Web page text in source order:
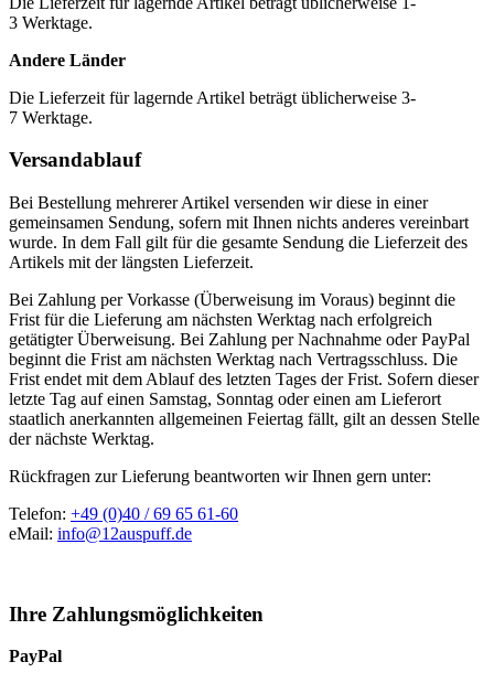
3 Werktage.
Andere Länder
Die Lieferzeit für lagernde Artikel beträgt üblicherweise 3-
7 Werktage.
Versandablauf
Bei Bestellung mehrerer Artikel versenden wir diese in einer
gemeinsamen Sendung, sofern mit Ihnen nichts anderes vereinbart
wurde. In dem Fall gilt für die gesamte Sendung die Lieferzeit des
Artikels mit der längsten Lieferzeit.
Bei Zahlung per Vorkasse (Überweisung im Voraus) beginnt die
Frist für die Lieferung am nächsten Werktag nach erfolgreich
getätigter Überweisung. Bei Zahlung per Nachnahme oder PayPal
beginnt die Frist am nächsten Werktag nach Vertragsschluss. Die
Frist endet mit dem Ablauf des letzten Tages der Frist. Sofern dieser
letzte Tag auf einen Samstag, Sonntag oder einen am Lieferort
staatlich anerkannten allgemeinen Feiertag fällt, gilt an dessen Stelle
der nächste Werktag.
Rückfragen zur Lieferung beantworten wir Ihnen gern unter:
Telefon: +49 (0)40 / 69 65 61-60
eMail: info@12auspuff.de
Ihre Zahlungsmöglichkeiten
PayPal